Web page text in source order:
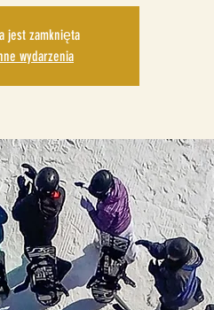
jest zamknięta
wydarzenia